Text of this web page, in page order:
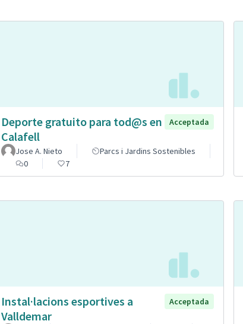
Deporte gratuito para tod@s en
Calafell
Acceptada
Jose A. Nieto
Parcs i Jardins Sostenibles
0
7
Instal·lacions esportives a
Valldemar
Acceptada